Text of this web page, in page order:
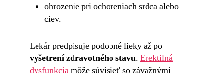
ohrozenie pri ochoreniach srdca alebo
ciev.
Lekár predpisuje podobné lieky až po
vyšetrení zdravotného stavu. Erektilná
dysfunkciamôže súvisieť so závažnými